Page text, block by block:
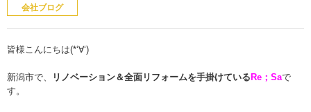
会社ブログ
皆様こんにちは(*‘∀‘)
新潟市で、 リノベーション＆全面リフォームを手掛けている Re；Saで
す。